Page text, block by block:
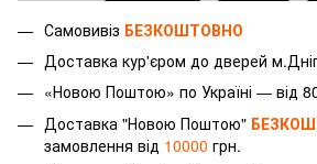
Самовивіз БЕЗКОШТОВНО
Доставка кур'єром до дверей
«Новою Поштою» по Україні — від
Доставка "Новою Поштою"
замовлення від 10000 грн.